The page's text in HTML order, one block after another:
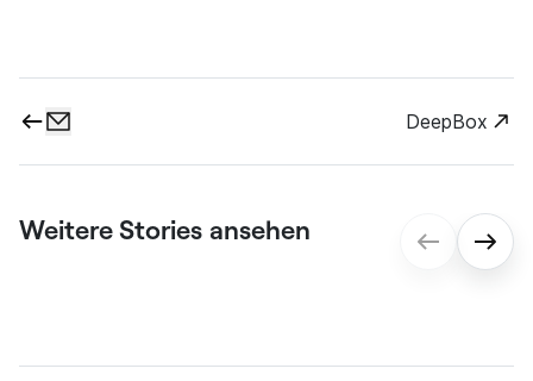
DeepBox
Weitere Stories ansehen
gmp: Digitale Vertragsprozesse für ein